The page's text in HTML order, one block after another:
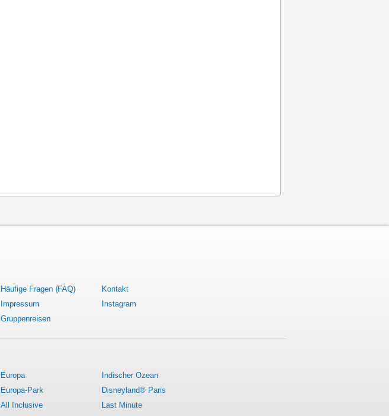
Häufige Fragen (FAQ)
Kontakt
Impressum
Instagram
Gruppenreisen
Europa
Indischer Ozean
Europa-Park
Disneyland® Paris
All Inclusive Last Minute